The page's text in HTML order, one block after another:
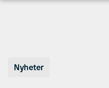
Nyheter